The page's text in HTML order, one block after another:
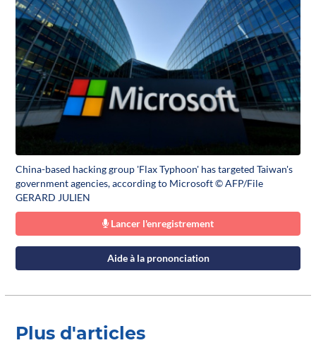
China-based hacking group 'Flax Typhoon' has targeted Taiwan's
government agencies, according to Microsoft © AFP/File
GERARD JULIEN
Lancer l'enregistrement
Aide à la prononciation
Plus d'articles